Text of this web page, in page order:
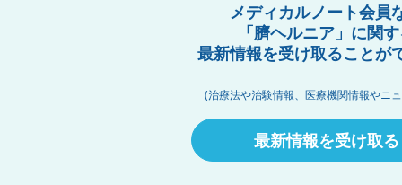
メディカルノート会員
「臍ヘルニア」に関
最新情報を受け取ることが
(治療法や治験情報、医療機関情報やニ
最新情報を受け取る